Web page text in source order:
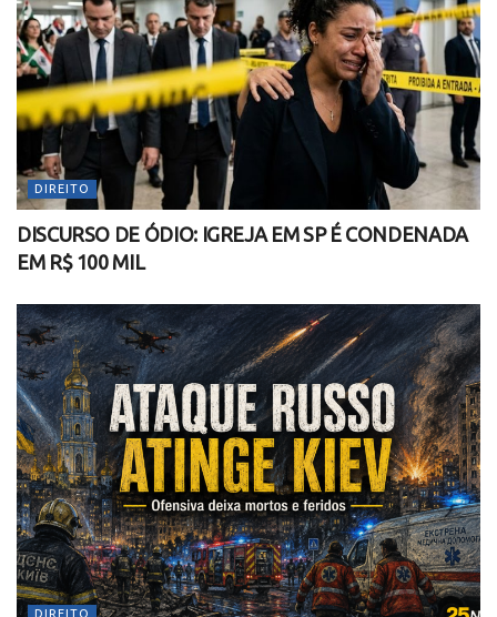
DIREITO
DISCURSO DE ÓDIO: IGREJA EM SP É CONDENADA
EM R$ 100 MIL
DIREITO